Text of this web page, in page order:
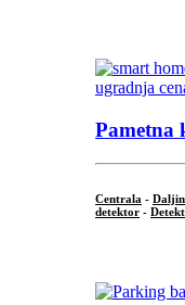
Pametna
Centrala -
detektor -